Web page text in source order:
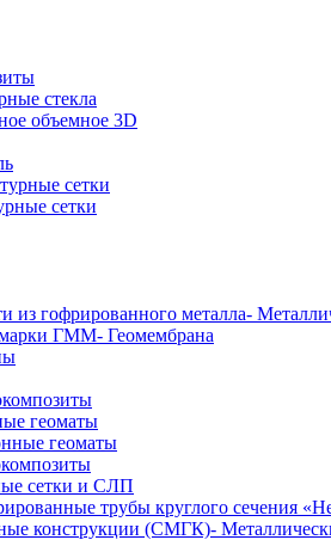
стекла
объемное 3D
сетки
сетки
гофрированного металла-
марки ГММ- Геомембрана
геоматы
геоматы
сетки и СЛП
трубы круглого сечения
конструкции (СМГК)-